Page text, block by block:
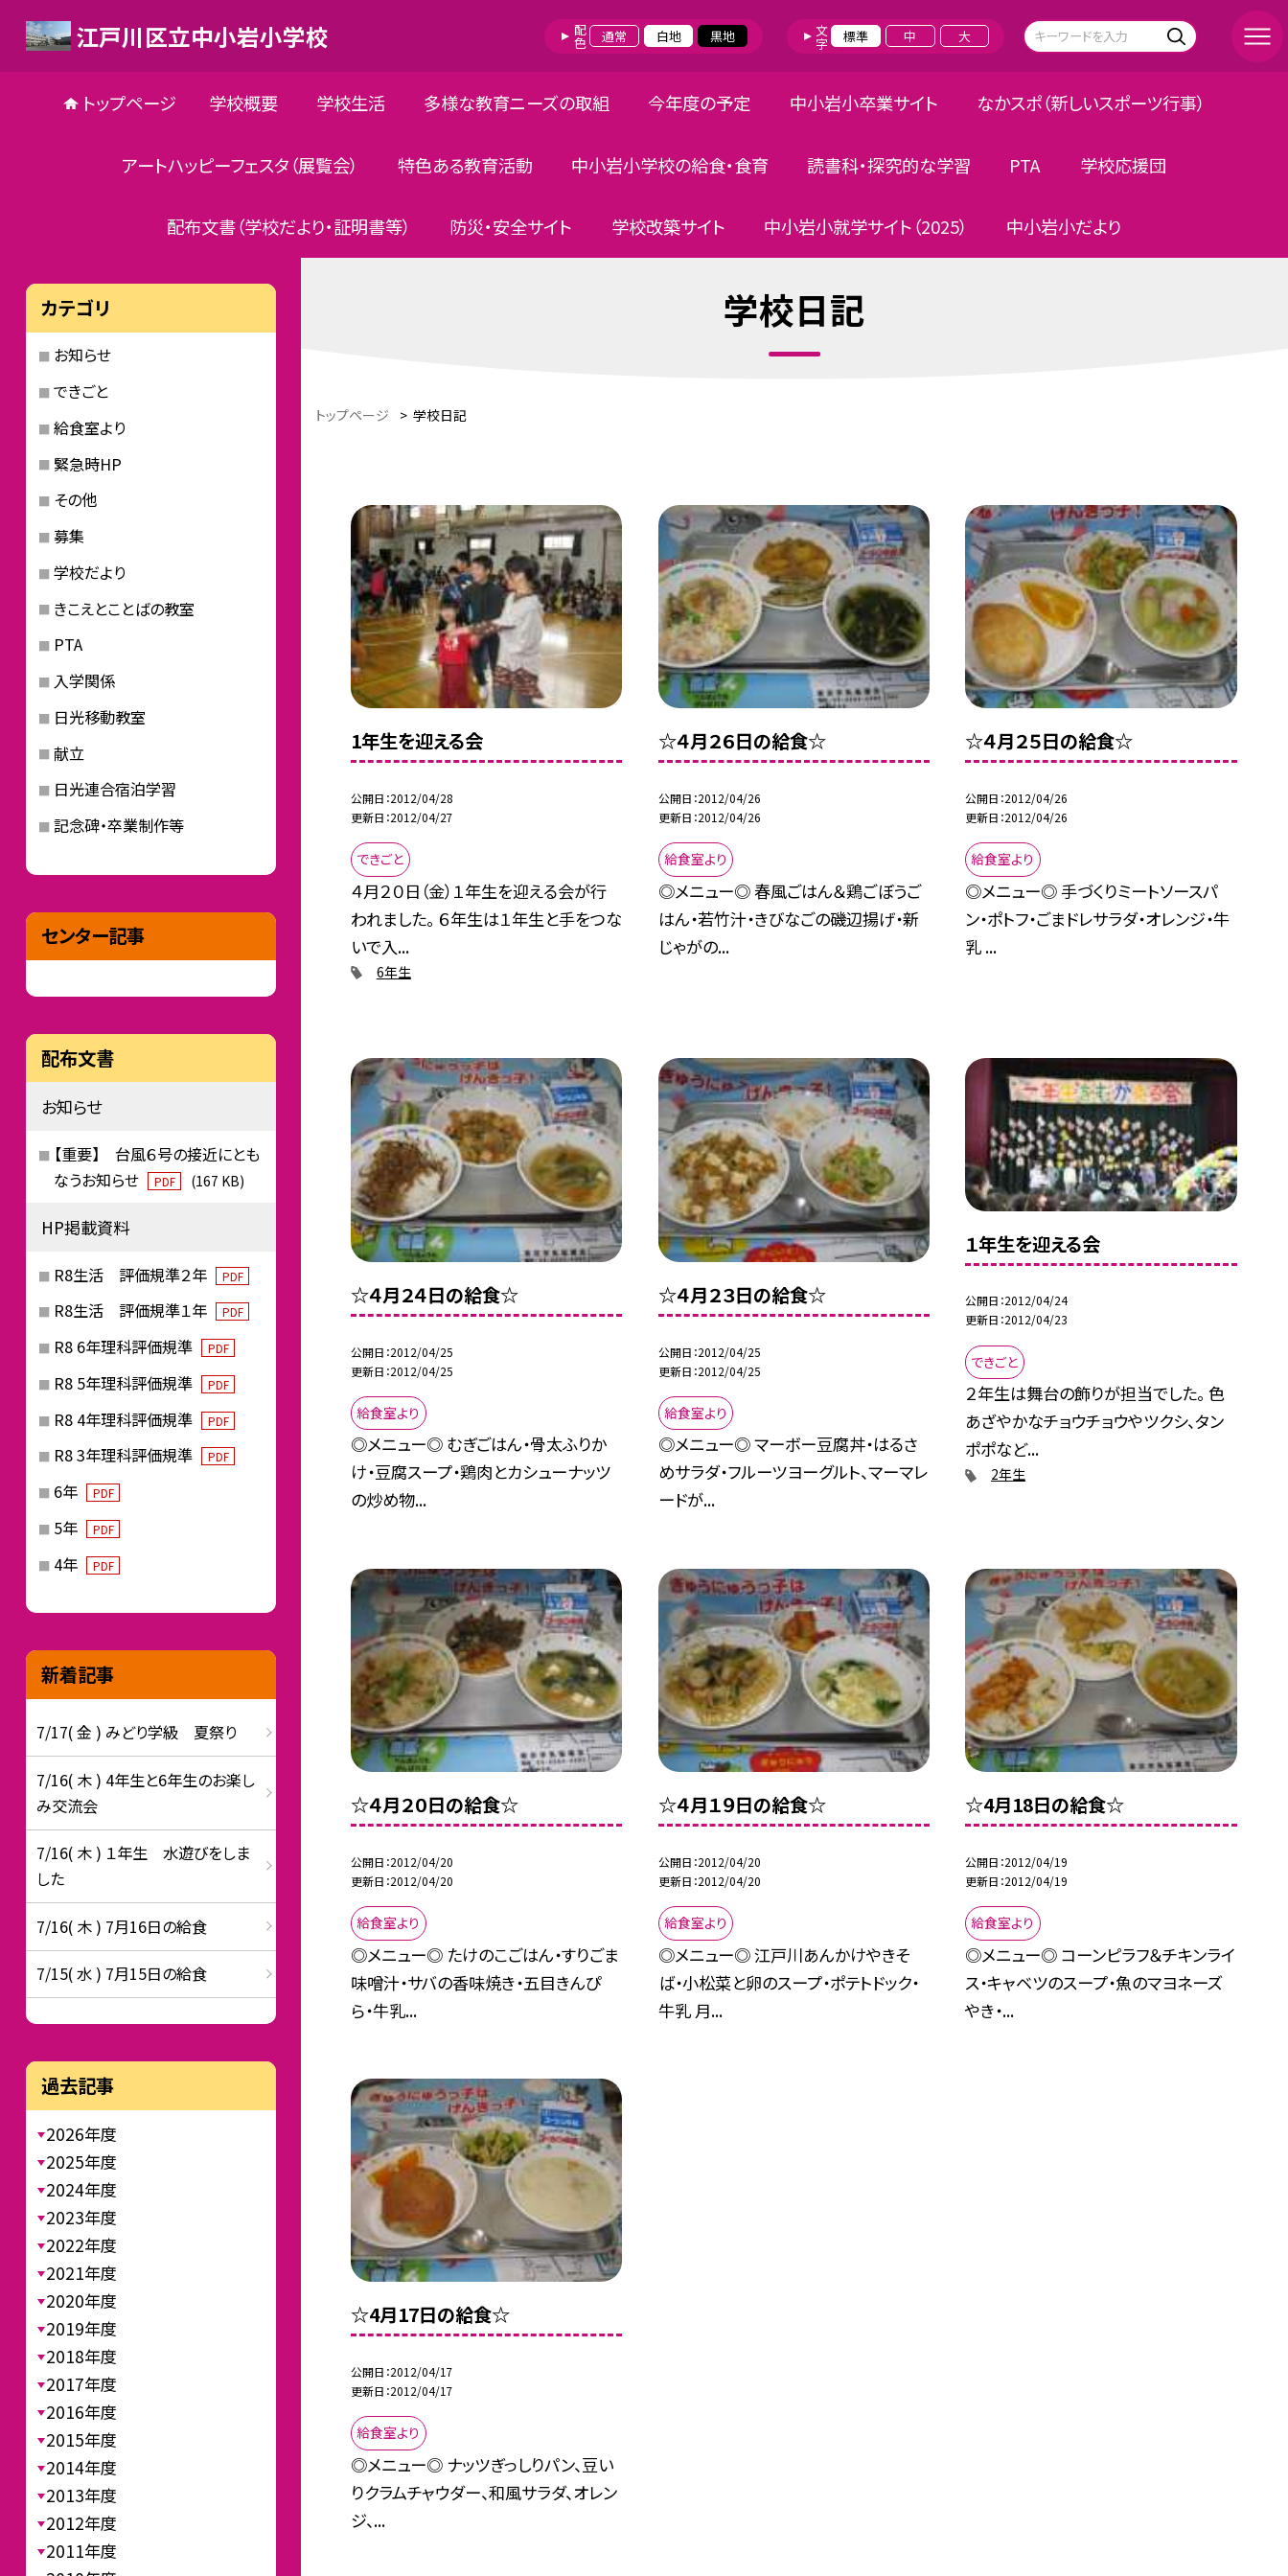
江戸川区立中小岩小学校 配色 通常 白地 黒地 文字 標準 中 大
トップページ 学校概要 学校生活 多様な教育ニーズの取組 今年度の予定 中小岩小卒業サイト なかスポ（新しいスポーツ行事）
アートハッピーフェスタ（展覧会） 特色ある教育活動 中小岩小学校の給食・食育 読書科・探究的な学習 PTA 学校応援団
配布文書（学校だより・証明書等） 防災・安全サイト 学校改築サイト 中小岩小就学サイト（2025） 中小岩小だより
学校日記
トップページ > 学校日記
1年生を迎える会
公開日 2012/04/28
更新日 2012/04/27
できごと
４月２０日（金）１年生を迎える会が行
われました。 ６年生は１年生と手をつな
いで入...
6年生
☆４月２６日の給食☆
公開日 2012/04/26
更新日 2012/04/26
給食室より
◎メニュー◎ 春風ごはん＆鶏ごぼうご
はん・若竹汁・きびなごの磯辺揚げ・新
じゃがの...
☆４月２５日の給食☆
公開日 2012/04/26
更新日 2012/04/26
給食室より
◎メニュー◎ 手づくりミートソースパ
ン・ポトフ・ごまドレサラダ・オレンジ・牛
乳 ...
☆４月２４日の給食☆
公開日 2012/04/25
更新日 2012/04/25
給食室より
◎メニュー◎ むぎごはん・骨太ふりか
け・豆腐スープ・鶏肉とカシューナッツ
の炒め物...
☆４月２３日の給食☆
公開日 2012/04/25
更新日 2012/04/25
給食室より
◎メニュー◎ マーボー豆腐丼・はるさ
めサラダ・フルーツヨーグルト、マーマレ
ードが...
１年生を迎える会
公開日 2012/04/24
更新日 2012/04/23
できごと
２年生は舞台の飾りが担当でした。 色
あざやかなチョウチョウやツクシ、タン
ポポなど...
2年生
☆４月２０日の給食☆
公開日 2012/04/20
更新日 2012/04/20
給食室より
◎メニュー◎ たけのこごはん・すりごま
味噌汁・サバの香味焼き・五目きんぴ
ら・牛乳...
☆４月１９日の給食☆
公開日 2012/04/20
更新日 2012/04/20
給食室より
◎メニュー◎ 江戸川あんかけやきそ
ば・小松菜と卵のスープ・ポテトドック・
牛乳 月...
☆4月18日の給食☆
公開日 2012/04/19
更新日 2012/04/19
給食室より
◎メニュー◎ コーンピラフ＆チキンライ
ス・キャベツのスープ・魚のマヨネーズ
やき・...
☆4月17日の給食☆
公開日 2012/04/17
更新日 2012/04/17
給食室より
◎メニュー◎ ナッツぎっしりパン、豆い
りクラムチャウダー、和風サラダ、オレン
ジ、...
カテゴリ
お知らせ
できごと
給食室より
緊急時HP
その他
募集
学校だより
きこえとことばの教室
PTA
入学関係
日光移動教室
献立
日光連合宿泊学習
記念碑・卒業制作等
センター記事
配布文書
お知らせ
【重要】 台風６号の接近にとも
なうお知らせ
PDF (167 KB)
HP掲載資料
R8生活 評価規準２年 PDF
R8生活 評価規準１年 PDF
R8 6年理科評価規準 PDF
R8 5年理科評価規準 PDF
R8 4年理科評価規準 PDF
R8 3年理科評価規準 PDF
6年 PDF
5年 PDF
4年 PDF
新着記事
7/17( 金 ) みどり学級 夏祭り
7/16( 木 ) 4年生と6年生のお楽し
み交流会
7/16( 木 ) １年生 水遊びをしま
した
7/16( 木 ) 7月16日の給食
7/15( 水 ) 7月15日の給食
過去記事
2026年度
2025年度
2024年度
2023年度
2022年度
2021年度
2020年度
2019年度
2018年度
2017年度
2016年度
2015年度
2014年度
2013年度
2012年度
2011年度